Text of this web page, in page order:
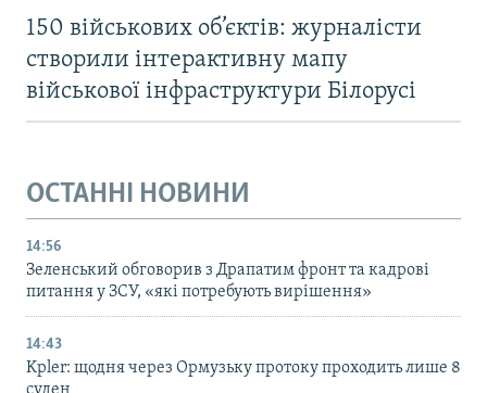
150 військових об’єктів: журналісти
створили інтерактивну мапу
військової інфраструктури Білорусі
ОСТАННІ НОВИНИ
14:56
Зеленський обговорив з Драпатим фронт та кадрові
питання у ЗСУ, «які потребують вирішення»
14:43
Kpler: щодня через Ормузьку протоку проходить лише 8
суден